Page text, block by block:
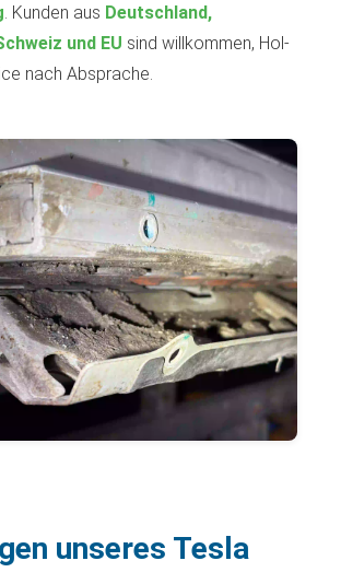
. Kunden aus Deutschland,
und EU sind willkommen, Hol-
nach Absprache.
unseres Tesla